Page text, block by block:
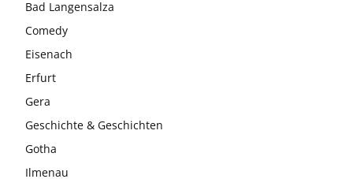
Bad Langensalza
Comedy
Eisenach
Erfurt
Gera
Geschichte & Geschichten
Gotha
Ilmenau